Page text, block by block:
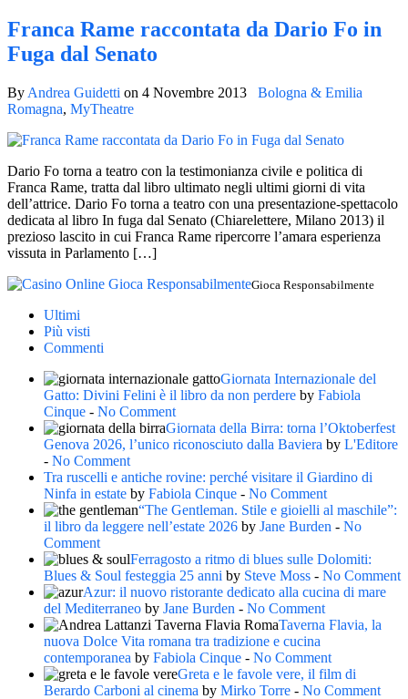
Franca Rame raccontata da Dario Fo in
Fuga dal Senato
By Andrea Guidetti on 4 Novembre 2013
Bologna & Emilia
Romagna, MyTheatre
Dario Fo torna a teatro con la testimonianza civile e politica di
Franca Rame, tratta dal libro ultimato negli ultimi giorni di vita
dell’attrice. Dario Fo torna a teatro con una presentazione-spettacolo
dedicata al libro In fuga dal Senato (Chiarelettere, Milano 2013) il
prezioso lascito in cui Franca Rame ripercorre l’amara esperienza
vissuta in Parlamento […]
Gioca Responsabilmente
Ultimi
Più visti
Commenti
Giornata Internazionale del
Gatto: Divini Felini è il libro da non perdere by Fabiola
Cinque - No Comment
Giornata della Birra: torna l’Oktoberfest
Genova 2026, l’unico riconosciuto dalla Baviera by L'Editore
- No Comment
Tra ruscelli e antiche rovine: perché visitare il Giardino di
Ninfa in estate by Fabiola Cinque - No Comment
“The Gentleman. Stile e gioielli al maschile”:
il libro da leggere nell’estate 2026 by Jane Burden - No
Comment
Ferragosto a ritmo di blues sulle Dolomiti:
Blues & Soul festeggia 25 anni by Steve Moss - No Comment
Azur: il nuovo ristorante dedicato alla cucina di mare
del Mediterraneo by Jane Burden - No Comment
Taverna Flavia, la
nuova Dolce Vita romana tra tradizione e cucina
contemporanea by Fabiola Cinque - No Comment
Greta e le favole vere, il film di
Berardo Carboni al cinema by Mirko Torre - No Comment